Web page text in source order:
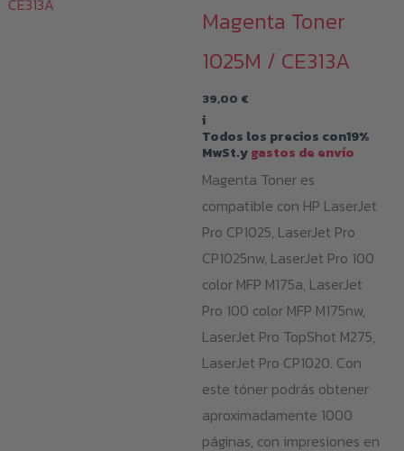
Magenta Toner
1025M / CE313A
39,00 €
i
Todos los precios con19%
MwSt.ygastos de envío
Magenta Toner es
compatible con HP LaserJet
Pro CP1025, LaserJet Pro
CP1025nw, LaserJet Pro 100
color MFP M175a, LaserJet
Pro 100 color MFP M175nw,
LaserJet Pro TopShot M275,
LaserJet Pro CP1020. Con
este tóner podrás obtener
aproximadamente 1000
páginas, con impresiones en